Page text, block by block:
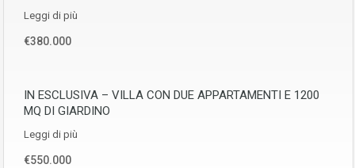
Leggi di più
€380.000
IN ESCLUSIVA – VILLA CON DUE APPARTAMENTI E 1200
MQ DI GIARDINO
Leggi di più
€550.000